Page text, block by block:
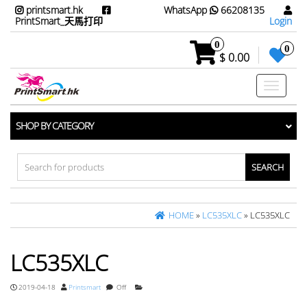
printsmart.hk
PrintSmart_天馬打印
WhatsApp
66208135
Login
0
$ 0.00
0
Toggle
SHOP BY CATEGORY
Search
for:
HOME» LC535XLC» LC535XLC
LC535XLC
2019-04-18 Printsmart Off